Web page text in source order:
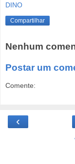
DINO
Compartilhar
Nenhum
Postar um
Comente:
‹